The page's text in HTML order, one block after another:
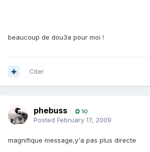
beaucoup de dou3a pour moi !
Citer
phebuss 10
Posted February 17, 2009
magnifique message,y'a pas plus directe